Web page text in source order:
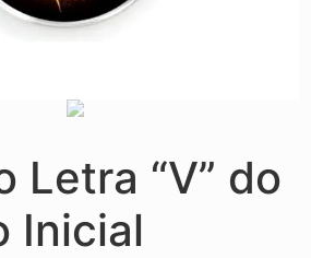
Letra “V” do
Inicial